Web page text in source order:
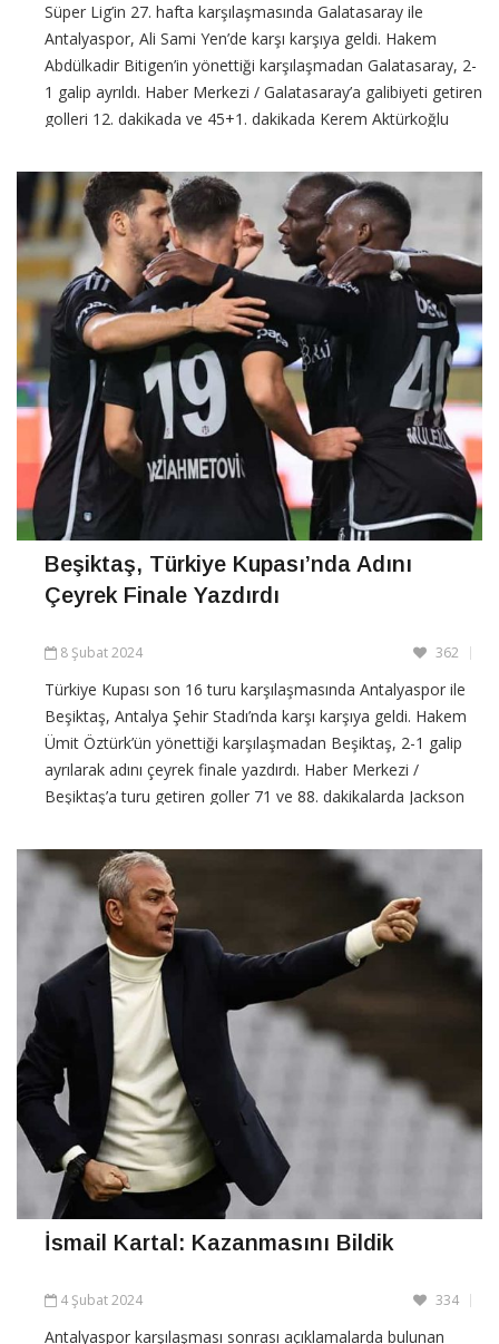
Süper Lig’in 27. hafta karşılaşmasında Galatasaray ile
Antalyaspor, Ali Sami Yen’de karşı karşıya geldi. Hakem
Abdülkadir Bitigen’in yönettiği karşılaşmadan Galatasaray, 2-
1 galip ayrıldı. Haber Merkezi / Galatasaray’a galibiyeti getiren
golleri 12. dakikada ve 45+1. dakikada Kerem Aktürkoğlu
CONTINUE READING
Beşiktaş, Türkiye Kupası’nda Adını
Çeyrek Finale Yazdırdı
8 Şubat 2024 362
Türkiye Kupası son 16 turu karşılaşmasında Antalyaspor ile
Beşiktaş, Antalya Şehir Stadı’nda karşı karşıya geldi. Hakem
Ümit Öztürk’ün yönettiği karşılaşmadan Beşiktaş, 2-1 galip
ayrılarak adını çeyrek finale yazdırdı. Haber Merkezi /
Beşiktaş’a turu getiren goller 71 ve 88. dakikalarda Jackson
CONTINUE READING
İsmail Kartal: Kazanmasını Bildik
4 Şubat 2024 334
Antalyaspor karşılaşması sonrası açıklamalarda bulunan